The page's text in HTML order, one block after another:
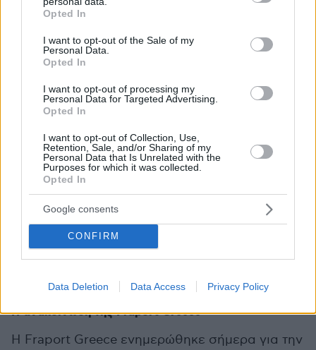
grant or deny consent to Google and its third-party tags to
use your data for below specified purposes in below Google
consent section.
Opted In
I want to opt-out of the Sale of my
Personal Data.
Opted In
I want to opt-out of processing my
Personal Data for Targeted Advertising.
Opted In
I want to opt-out of Collection, Use,
Retention, Sale, and/or Sharing of my
Personal Data that Is Unrelated with the
Purposes for which it was collected.
Opted In
Google consents
CONFIRM
Data Deletion Data Access Privacy Policy
Η Ryanair δήλωσε επίσης ότι είχε προτείνει
ανάπτυξης με στόχο τη μεταφορά 12
εκατομμυρίων επιβατών ετησίως και την
επόμενα πέντε χρόνια, υπό την προϋπόθεση ότι
θα μειωθούν τα αεροδρομιακά τέλη.
Ο εμπορικός διευθυντής της Ryanair, Jason
McGuinness, δήλωσε ότι η εταιρεία «λυπάται
προσθέτοντας πως η πόλη και η περιφέρεια θα
υποστούν σημαντικό πλήγμα, καθώς η Ryanair
παρείχε μεγάλο μέρος της διεθνούς
αεροπορικής συνδεσιμότητας της
Θεσσαλονίκης κατά τη χειμερινή περίοδο.
Η ανακοίνωση της Fraport Greece
Η Fraport Greece ενημερώθηκε σήμερα για την